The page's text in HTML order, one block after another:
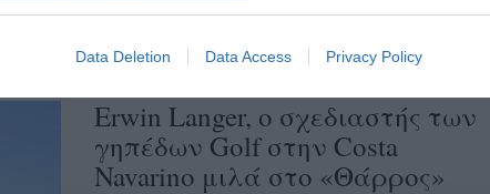
Data Deletion Data Access Privacy Policy
Γιαπλέ , Μυκονιάτη , Μητσόπουλο άνοιξαν
την αυλαία του...
Erwin Langer, ο σχεδιαστής των
γηπέδων Golf στην Costa
Navarino μιλά στο «Θάρρος»